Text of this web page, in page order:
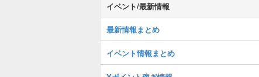
イベント/最新情報
最新情報まとめ
イベント情報まとめ